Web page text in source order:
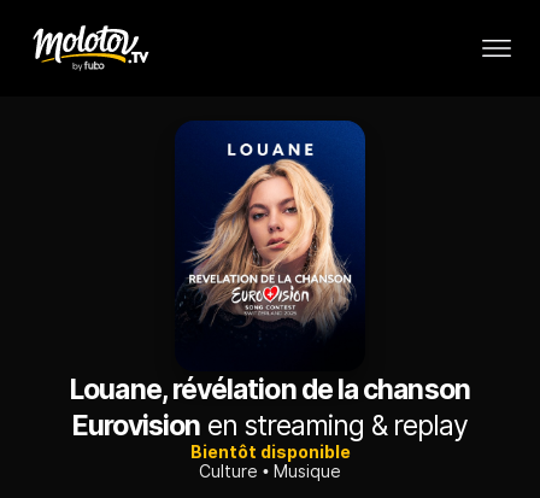
Louane, révélation de la chanson
Eurovision en streaming & replay
Bientôt disponible
Culture
Musique